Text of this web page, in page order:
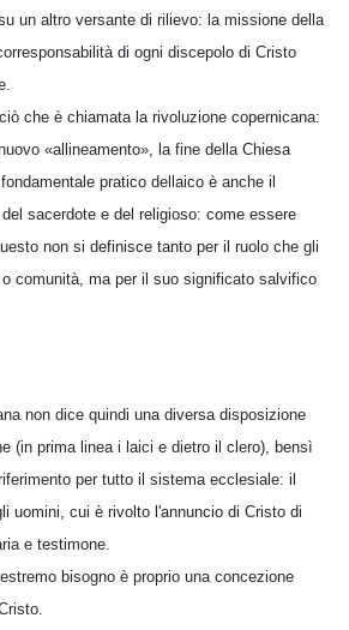
un altro versante di rilievo: la missione della
di ogni discepolo di Cristo
che è chiamata la rivoluzione copernicana:
«allineamento», la fine della Chiesa
pratico dellaico è anche il
sacerdote e del religioso: come essere
non si definisce tanto per il ruolo che gli
comunità, ma per il suo significato salvifico
non dice quindi una diversa disposizione
(in prima linea i laici e dietro il clero), bensì
per tutto il sistema ecclesiale: il
uomini, cui è rivolto l'annuncio di Cristo di
e testimone.
bisogno è proprio una concezione